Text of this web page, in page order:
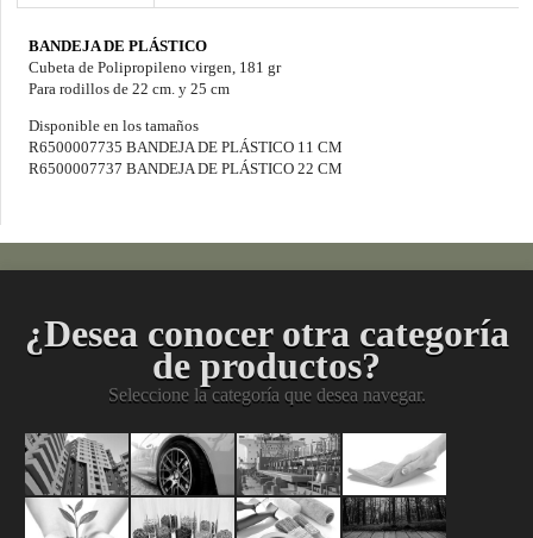
BANDEJA DE PLÁSTICO
Cubeta de Polipropileno virgen, 181 gr
Para rodillos de 22 cm. y 25 cm
Disponible en los tamaños
R6500007735 BANDEJA DE PLÁSTICO 11 CM
R6500007737 BANDEJA DE PLÁSTICO 22 CM
¿Desea conocer otra categoría
de productos?
Seleccione la categoría que desea navegar.